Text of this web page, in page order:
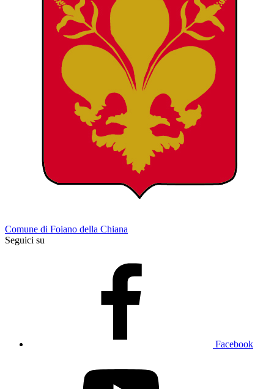
Comune di Foiano della Chiana
Seguici su
Facebook